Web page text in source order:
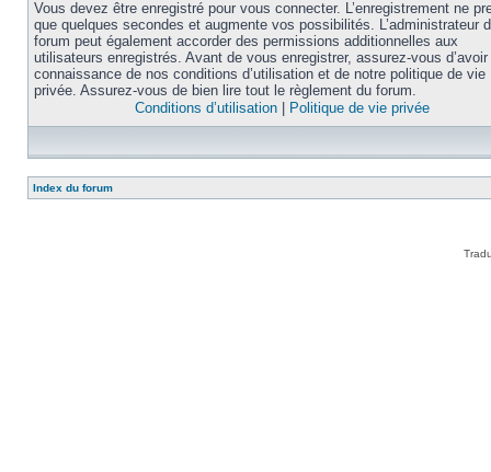
Vous devez être enregistré pour vous connecter. L’enregistrement ne
que quelques secondes et augmente vos possibilités. L’administrateur
forum peut également accorder des permissions additionnelles aux
utilisateurs enregistrés. Avant de vous enregistrer, assurez-vous
connaissance de nos conditions d’utilisation et de notre politique de vie
privée. Assurez-vous de bien lire tout le règlement du forum.
Conditions d’utilisation
Politique de vie privée
Index du forum